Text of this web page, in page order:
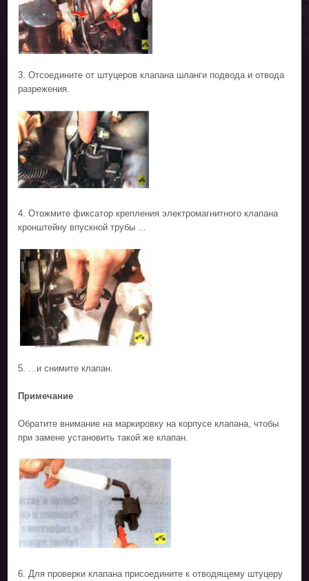
3. Отсоедините от штуцеров клапана шланги подвода и отвода
разрежения.
4. Отожмите фиксатор крепления электромагнитного клапана
кронштейну впускной трубы ...
5. ...и снимите клапан.
Примечание
Обратите внимание на маркировку на корпусе клапана, чтобы
при замене установить такой же клапан.
6. Для проверки клапана присоедините к отводящему штуцеру